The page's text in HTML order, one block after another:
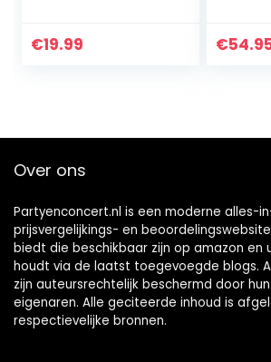
€19.99 €
Over ons
Partyenconcert.nl is een moderne alles-
prijsvergelijkings- en
biedt die beschikbaar zijn op amazon en
houdt via de laatst toegevoegde blogs.
zijn auteursrechtelijk beschermd door
eigenaren. Alle geciteerde inhoud is
respectievelijke bronnen.